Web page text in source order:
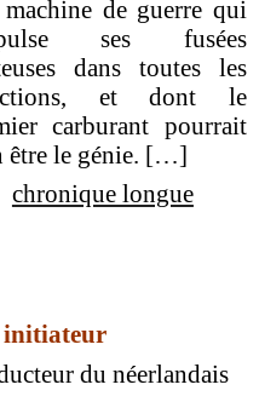
machine de guerre qui
ses fusées
dans toutes les
et dont le
carburant pourrait
être le génie. […]
chronique longue
initiateur
du néerlandais